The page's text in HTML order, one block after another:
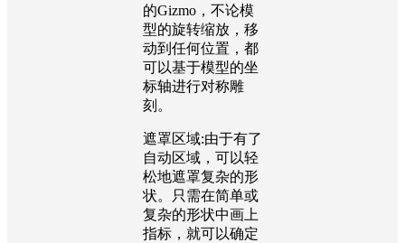
的Gizmo，不论模
型的旋转缩放，移
动到任何位置，都
可以基于模型的坐
标轴进行对称雕
刻。
遮罩区域:由于有了
自动区域，可以轻
松地遮罩复杂的形
状。只需在简单或
复杂的形状中画上
指标，就可以确定